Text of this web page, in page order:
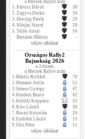
a Mecsek Rallye után
1. Faltusz Dávid
38
2. Zagyva Dorka
34
3. Herczig Patrik
29
4. Hibján József
29
5. Tellér Antal
16
Bertalan Márton
-
teljes táblázat
Országos Rally2
Bajnokság 2026
a 3.futam,
a Mecsek Rallye után
1.Békési Richárd
70
2.Himmer Attila
51
3.Simon György
47
4.Kerekes Bence
42
5.Kóródi Koppány
31
6.Kiss László
30
7.Ruszó Krisztián
20
8.Endrődi László
13
9.Fóti Péter 11
teljes táblázat